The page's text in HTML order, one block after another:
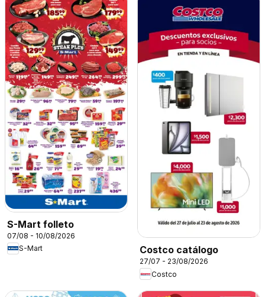
S-Mart folleto
07/08 - 10/08/2026
S-Mart
Costco catálogo
27/07 - 23/08/2026
Costco